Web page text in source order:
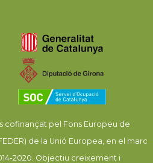
cofinançat pel Fons Europeu de
de la Unió Europea, en el marc
2020. Objectiu creixement i